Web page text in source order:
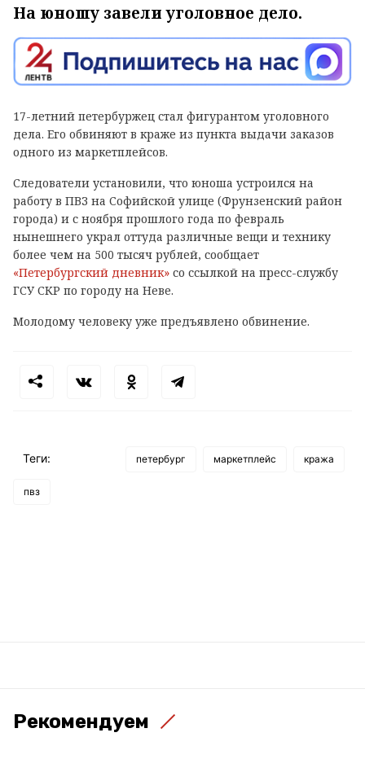
На юношу завели уголовное дело.
17-летний петербуржец стал фигурантом уголовного
дела. Его обвиняют в краже из пункта выдачи заказов
одного из маркетплейсов.
Следователи установили, что юноша устроился на
работу в ПВЗ на Софийской улице (Фрунзенский район
города) и с ноября прошлого года по февраль
нынешнего украл оттуда различные вещи и технику
более чем на 500 тысяч рублей, сообщает
«Петербургский дневник» со ссылкой на пресс-службу
ГСУ СКР по городу на Неве.
Молодому человеку уже предъявлено обвинение.
Теги: петербург маркетплейс кража
пвз
Рекомендуем